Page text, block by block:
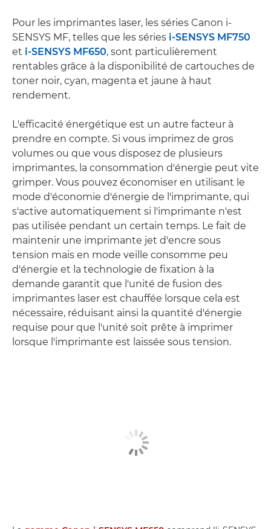
Pour les imprimantes laser, les séries Canon i-
SENSYS MF, telles que les séries i-SENSYS MF750
et i-SENSYS MF650, sont particulièrement
rentables grâce à la disponibilité de cartouches de
toner noir, cyan, magenta et jaune à haut
rendement.
L'efficacité énergétique est un autre facteur à
prendre en compte. Si vous imprimez de gros
volumes ou que vous disposez de plusieurs
imprimantes, la consommation d'énergie peut vite
grimper. Vous pouvez économiser en utilisant le
mode d'économie d'énergie de l'imprimante, qui
s'active automatiquement si l'imprimante n'est
pas utilisée pendant un certain temps. Le fait de
maintenir une imprimante jet d'encre sous
tension mais en mode veille consomme peu
d'énergie et la technologie de fixation à la
demande garantit que l'unité de fusion des
imprimantes laser est chauffée lorsque cela est
nécessaire, réduisant ainsi la quantité d'énergie
requise pour que l'unité soit prête à imprimer
lorsque l'imprimante est laissée sous tension.